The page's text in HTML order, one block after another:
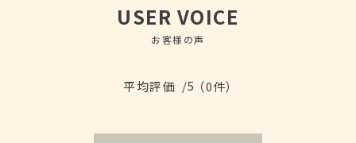
USER VOICE
お客様の声
平均評価 /5 （0件）